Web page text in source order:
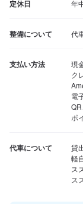
定休日 年
整備について 代
支払い方法
現
ク
電
ポ
代車について
貸
軽
ス
ス